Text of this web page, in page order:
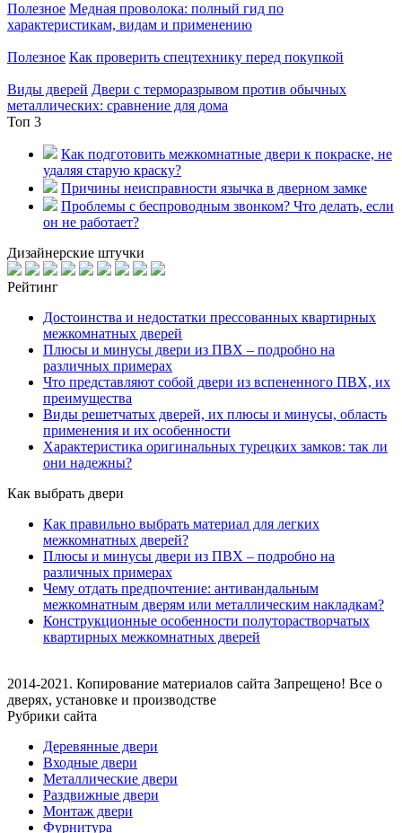
Полезное Медная проволока: полный гид по
характеристикам, видам и применению
Полезное Как проверить спецтехнику перед покупкой
Виды дверей Двери с терморазрывом против обычных
металлических: сравнение для дома
Топ 3
Как подготовить межкомнатные двери к покраске, не
удаляя старую краску?
Причины неисправности язычка в дверном замке
Проблемы с беспроводным звонком? Что делать, если
он не работает?
Дизайнерские штучки
Рейтинг
Достоинства и недостатки прессованных квартирных
межкомнатных дверей
Плюсы и минусы двери из ПВХ – подробно на
различных примерах
Что представляют собой двери из вспененного ПВХ, их
преимущества
Виды решетчатых дверей, их плюсы и минусы, область
применения и их особенности
Характеристика оригинальных турецких замков: так ли
они надежны?
Как выбрать двери
Как правильно выбрать материал для легких
межкомнатных дверей?
Плюсы и минусы двери из ПВХ – подробно на
различных примерах
Чему отдать предпочтение: антивандальным
межкомнатным дверям или металлическим накладкам?
Конструкционные особенности полуторастворчатых
квартирных межкомнатных дверей
2014-2021. Копирование материалов сайта Запрещено! Все о
дверях, установке и производстве
Рубрики сайта
Деревянные двери
Входные двери
Металлические двери
Раздвижные двери
Монтаж двери
Фурнитура